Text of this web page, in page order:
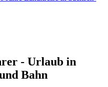
- Urlaub in
Bahn